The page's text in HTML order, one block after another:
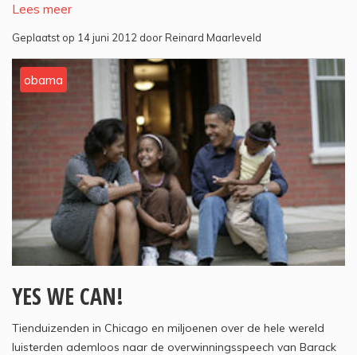
Lees meer
Geplaatst op 14 juni 2012 door Reinard Maarleveld
obama
YES WE CAN!
Tienduizenden in Chicago en miljoenen over de hele wereld
luisterden ademloos naar de overwinningsspeech van Barack